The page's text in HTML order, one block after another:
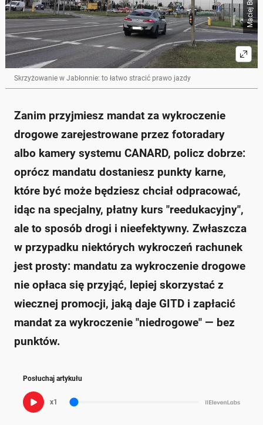
Przykład: Pan Marcin zapłacił 1 000 zł za
niewskazanie kierującego, unikając 15 punktów
karnych.
Kurs reedukacyjny kosztuje około 1 000 zł i pozwala
na usunięcie tylko sześciu punktów.
spraw sądowych.
Skrzyżowanie w Jabłonnie: to łatwo stracić prawo jazdy
Zanim przyjmiesz mandat za wykroczenie
drogowe zarejestrowane przez fotoradary
albo kamery systemu CANARD, policz dobrze:
oprócz mandatu dostaniesz punkty karne,
które być może będziesz chciał odpracować,
idąc na specjalny, płatny kurs "reedukacyjny",
ale to sposób drogi i nieefektywny. Zwłaszcza
w przypadku niektórych wykroczeń rachunek
jest prosty: mandatu za wykroczenie drogowe
nie opłaca się przyjąć, lepiej skorzystać z
wiecznej promocji, jaką daje GITD i zapłacić
mandat za wykroczenie "niedrogowe" — bez
punktów.
Posłuchaj artykułu
x1